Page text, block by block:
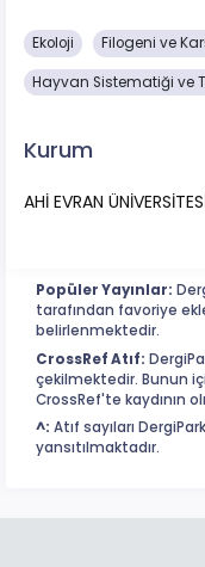
Ekoloji Filogeni ve
Hayvan Sistematiği ve
Kurum
AHİ EVRAN
Popüler Yayınlar:
tarafından favoriye
belirlenmektedir.
CrossRef Atıf:
çekilmektedir. Bunun
CrossRef'te kaydının
^: Atıf sayıları
yansıtılmaktadır.